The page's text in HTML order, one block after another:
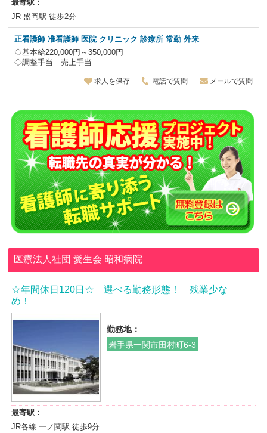
最寄駅：
JR 盛岡駅 徒歩2分
正看護師 准看護師 医院 クリニック 診療所 常勤 外来
◇基本給220,000円～350,000円
◇調整手当 売上手当
求人を保存 電話で質問 メールで質問
医療法人社団 愛生会 昭和病院
☆年間休日120日☆ 選べる勤務形態！ 残業少な
め！
勤務地：
岩手県一関市田村町6-3
最寄駅：
JR各線 一ノ関駅 徒歩9分